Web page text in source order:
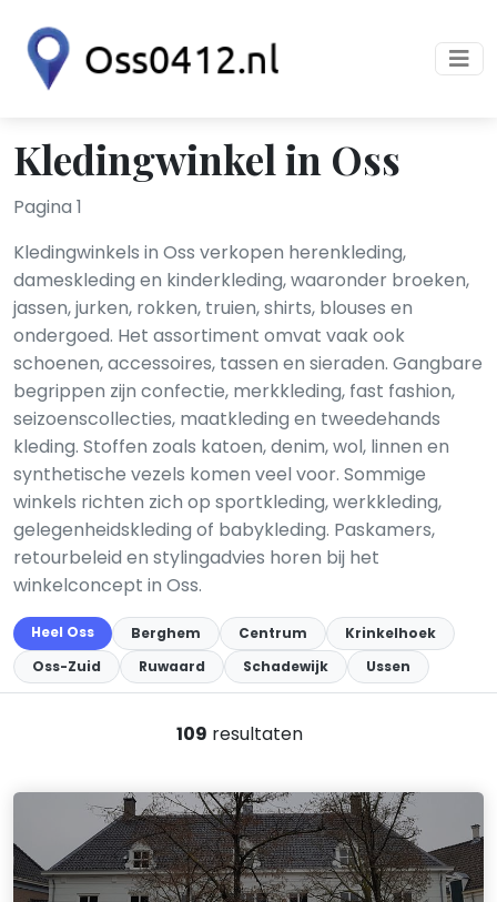
Kledingwinkel in Oss
Pagina 1
Kledingwinkels in Oss verkopen herenkleding,
dameskleding en kinderkleding, waaronder broeken,
jassen, jurken, rokken, truien, shirts, blouses en
ondergoed. Het assortiment omvat vaak ook
schoenen, accessoires, tassen en sieraden. Gangbare
begrippen zijn confectie, merkkleding, fast fashion,
seizoenscollecties, maatkleding en tweedehands
kleding. Stoffen zoals katoen, denim, wol, linnen en
synthetische vezels komen veel voor. Sommige
winkels richten zich op sportkleding, werkkleding,
gelegenheidskleding of babykleding. Paskamers,
retourbeleid en stylingadvies horen bij het
winkelconcept in Oss.
Heel Oss Berghem Centrum
Krinkelhoek
Oss-Zuid
Ruwaard Schadewijk Ussen
109 resultaten